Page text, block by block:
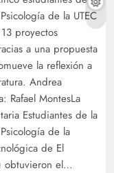
de la UTEC
proyectos
a una propuesta
la reflexión a
Andrea
Rafael MontesLa
Estudiantes de la
de la
de El
obtuvieron el…